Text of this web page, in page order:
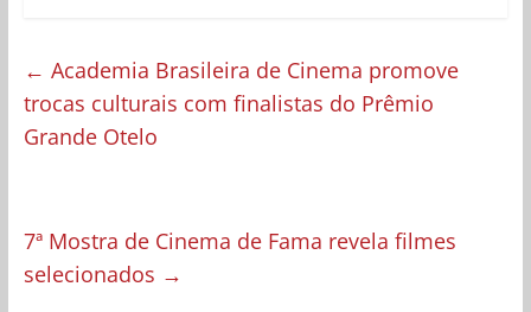
← Academia Brasileira de Cinema promove
trocas culturais com finalistas do Prêmio
Grande Otelo
7ª Mostra de Cinema de Fama revela filmes
selecionados →